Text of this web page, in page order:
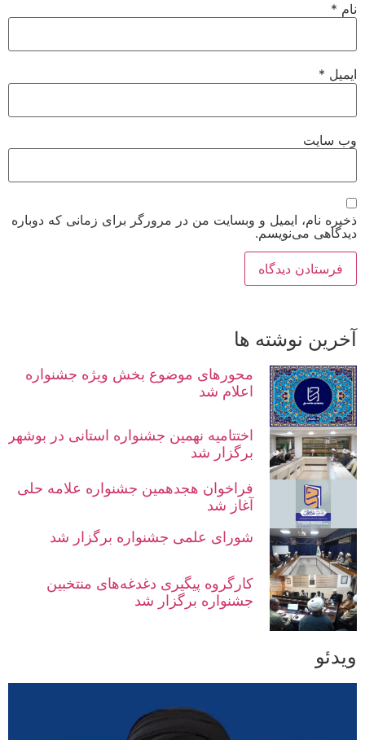
نام*
ایمیل*
وب‌ سایت
ذخیره نام، ایمیل و وبسایت من در مرورگر برای زمانی که دوباره
دیدگاهی می‌نویسم.
آخرین نوشته ها
محورهای موضوع بخش ویژه جشنواره
اعلام شد
اختتامیه نهمین جشنواره استانی در بوشهر
برگزار شد
فراخوان هجدهمین جشنواره علامه حلی
آغاز شد
شورای علمی جشنواره برگزار شد
کارگروه پیگیری دغدغه‌های منتخبین
جشنواره برگزار شد
ویدئو